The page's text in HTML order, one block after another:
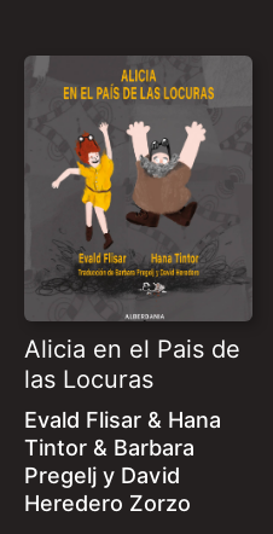
Alicia en el Pais de
las Locuras
Evald Flisar & Hana
Tintor & Barbara
Pregelj y David
Heredero Zorzo